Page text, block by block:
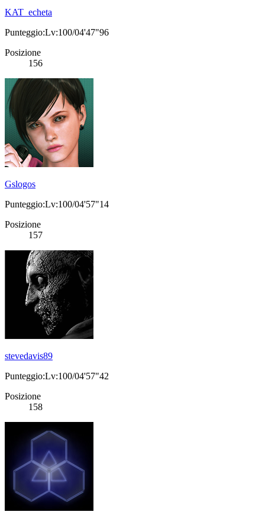
KAT_echeta
Punteggio:Lv:100/04'47"96
Posizione
156
Gslogos
Punteggio:Lv:100/04'57"14
Posizione
157
stevedavis89
Punteggio:Lv:100/04'57"42
Posizione
158